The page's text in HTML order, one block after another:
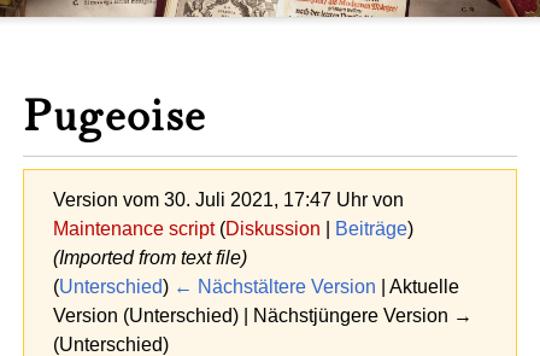
Pugeoise
Version vom 30. Juli 2021, 17:47 Uhr von
Maintenance script (Diskussion | Beiträge)
(Imported from text file)
(Unterschied) ← Nächstältere Version | Aktuelle
Version (Unterschied) | Nächstjüngere Version →
(Unterschied)